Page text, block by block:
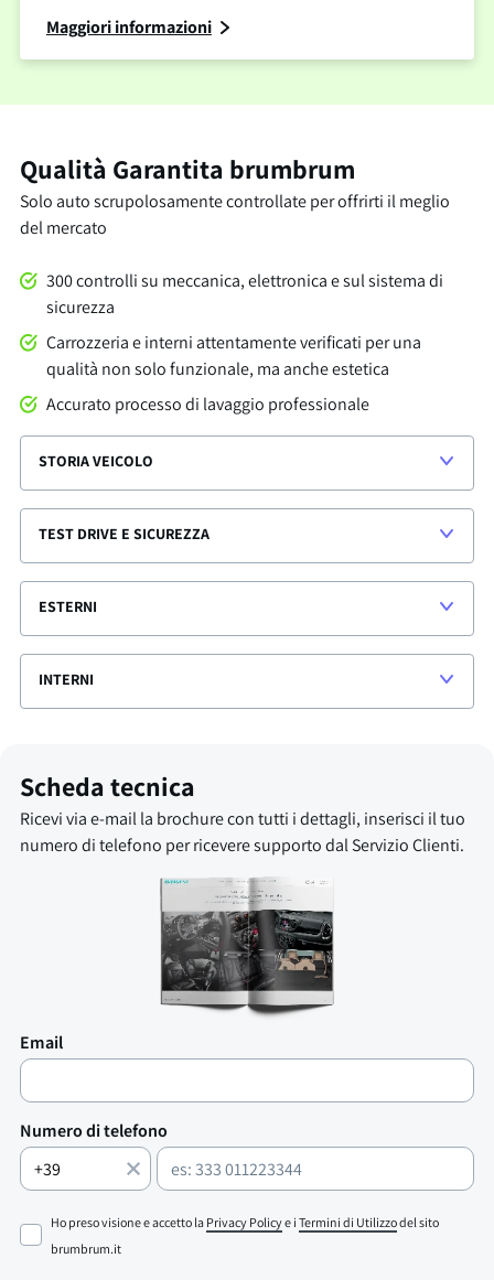
Maggiori informazioni
Qualità Garantita brumbrum
Solo auto scrupolosamente controllate per offrirti il meglio
del mercato
300 controlli su meccanica, elettronica e sul sistema di
sicurezza
Carrozzeria e interni attentamente verificati per una
qualità non solo funzionale, ma anche estetica
Accurato processo di lavaggio professionale
STORIA VEICOLO
TEST DRIVE E SICUREZZA
ESTERNI
INTERNI
Scheda tecnica
Ricevi via e-mail la brochure con tutti i dettagli, inserisci il tuo
numero di telefono per ricevere supporto dal Servizio Clienti.
Email
Numero di telefono
Ho preso visione e accetto la Privacy Policye i Termini di Utilizzodel sito
brumbrum.it